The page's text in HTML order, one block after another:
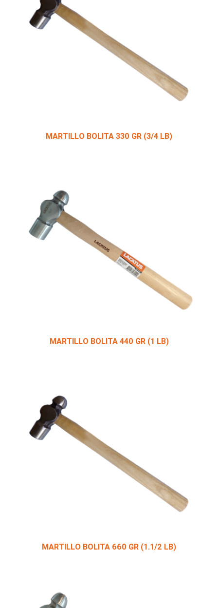
MARTILLO BOLITA 330 GR (3/4 LB)
MARTILLO BOLITA 440 GR (1 LB)
MARTILLO BOLITA 660 GR (1.1/2 LB)